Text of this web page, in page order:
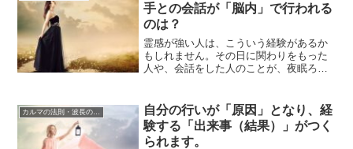
手との会話が「脳内」で行われる
のは？
霊感が強い人は、こういう経験があるか
もしれません。その日に関わりをもった
人や、会話をした人のことが、夜眠ろう
カルマの法則・波長の法則
自分の行いが「原因」となり、経
験する「出来事（結果）」がつく
られます。